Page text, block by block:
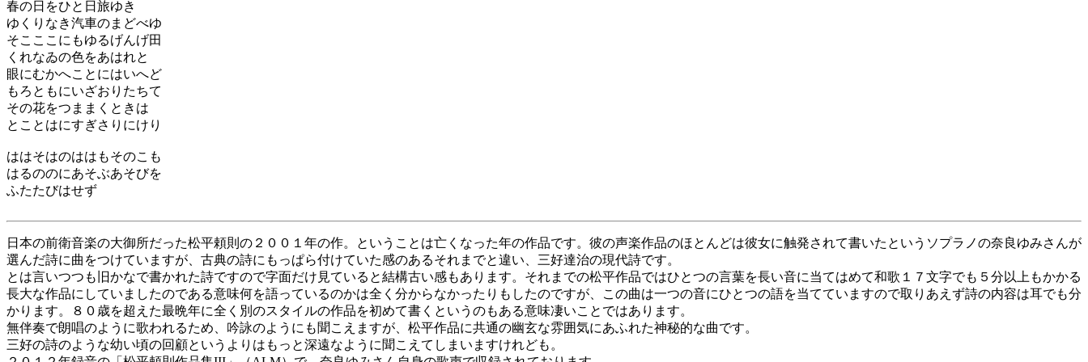
春の日をひと日旅ゆき
ゆくりなき汽車のまどべゆ
そこここにもゆるげんげ田
くれなゐの色をあはれと
眼にむかへことにはいへど
もろともにいざおりたちて
その花をつままくときは
とことはにすぎさりにけり
ははそはのははもそのこも
はるののにあそぶあそびを
ふたたびはせず
日本の前衛音楽の大御所だった松平頼則の２００１年の作。ということは亡くなった年の作品です。彼の声楽作品のほとんどは彼女に触発されて書いたというソプラノの奈良ゆみさんが
選んだ詩に曲をつけていますが、古典の詩にもっぱら付けていた感のあるそれまでと違い、三好達治の現代詩です。
とは言いつつも旧かなで書かれた詩ですので字面だけ見ていると結構古い感もあります。それまでの松平作品ではひとつの言葉を長い音に当てはめて和歌１７文字でも５分以上もかかる
長大な作品にしていましたのである意味何を語っているのかは全く分からなかったりもしたのですが、この曲は一つの音にひとつの語を当てていますので取りあえず詩の内容は耳でも分
かります。８０歳を超えた最晩年に全く別のスタイルの作品を初めて書くというのもある意味凄いことではあります。
無伴奏で朗唱のように歌われるため、吟詠のようにも聞こえますが、松平作品に共通の幽玄な雰囲気にあふれた神秘的な曲です。
三好の詩のような幼い頃の回顧というよりはもっと深遠なように聞こえてしまいますけれども。